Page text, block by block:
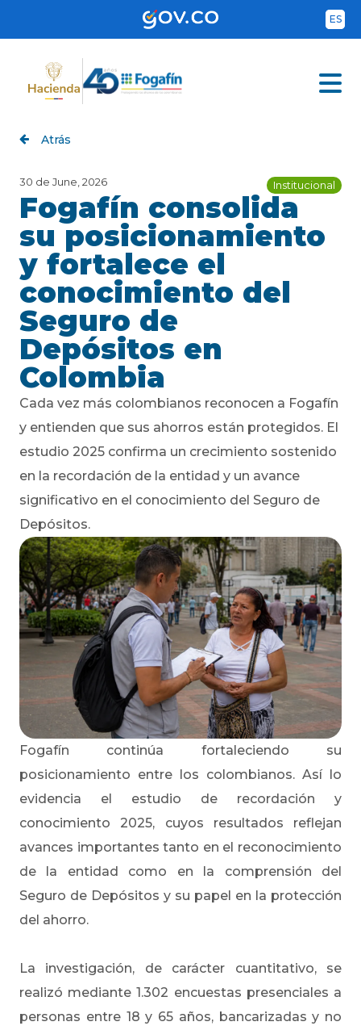
ES
Atrás
30 de June, 2026 Institucional
Fogafín consolida
su posicionamiento
y fortalece el
conocimiento del
Seguro de
Depósitos en
Colombia
Cada vez más colombianos reconocen a Fogafín
y entienden que sus ahorros están protegidos. El
estudio 2025 confirma un crecimiento sostenido
en la recordación de la entidad y un avance
significativo en el conocimiento del Seguro de
Depósitos.
Fogafín continúa fortaleciendo su
posicionamiento entre los colombianos. Así lo
evidencia el estudio de recordación y
conocimiento 2025, cuyos resultados reflejan
avances importantes tanto en el reconocimiento
de la entidad como en la comprensión del
Seguro de Depósitos y su papel en la protección
del ahorro.
La investigación, de carácter cuantitativo, se
realizó mediante 1.302 encuestas presenciales a
personas entre 18 y 65 años, bancarizadas y no